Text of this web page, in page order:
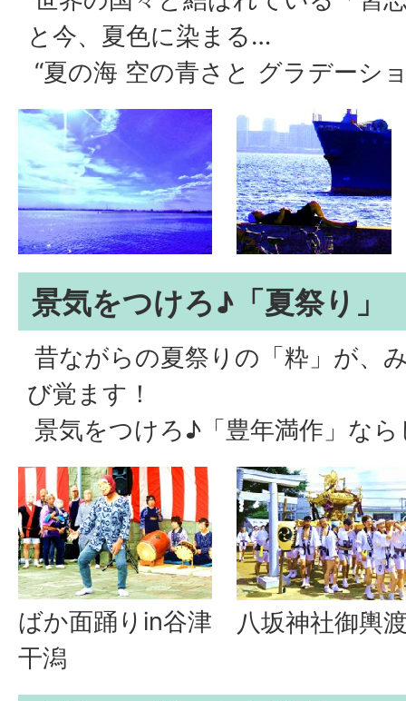
と今、夏色に染まる…
“夏の海 空の青さと グラデーシ
景気をつけろ♪「夏祭り」
昔ながらの夏祭りの「粋」が、
び覚ます！
景気をつけろ♪「豊年満作」な
ばか面踊りin谷津
干潟
八坂神社御輿